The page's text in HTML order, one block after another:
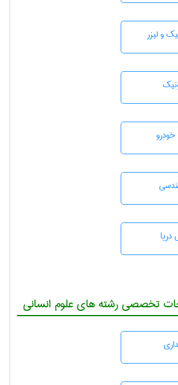
و لیزر
تخصصی رشته های علوم انسانی